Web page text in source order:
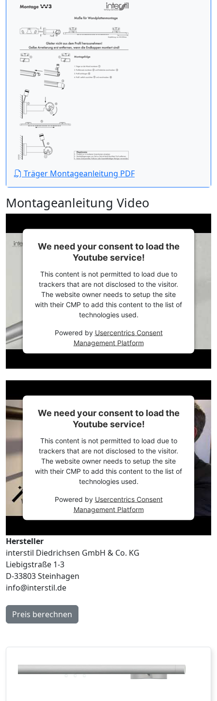
Träger Montageanleitung PDF
Montageanleitung Video
We need your consent to load the
Youtube service!
This content is not permitted to load due to
trackers that are not disclosed to the visitor.
The website owner needs to setup the site
with their CMP to add this content to the list of
technologies used.
Powered by Usercentrics Consent
Management Platform
We need your consent to load the
Youtube service!
This content is not permitted to load due to
trackers that are not disclosed to the visitor.
The website owner needs to setup the site
with their CMP to add this content to the list of
technologies used.
Powered by Usercentrics Consent
Management Platform
Hersteller
interstil Diedrichsen GmbH & Co. KG
Liebigstraße 1-3
D-33803 Steinhagen
info@interstil.de
Preis berechnen